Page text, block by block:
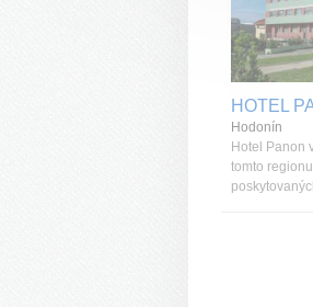
HOTEL
Hodonín
Hotel Panon
tomto